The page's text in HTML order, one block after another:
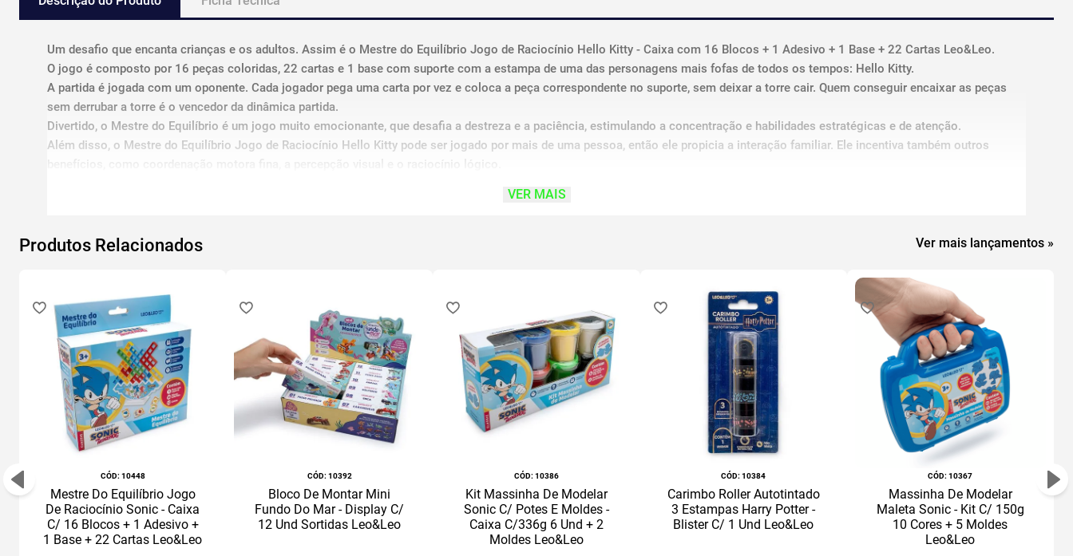
Um desafio que encanta crianças e os adultos. Assim é o Mestre do Equilíbrio Jogo de Raciocínio Hello Kitty - Caixa com 16 Blocos + 1 Adesivo + 1 Base + 22 Cartas Leo&Leo.
O jogo é composto por 16 peças coloridas, 22 cartas e 1 base com suporte com a estampa de uma das personagens mais fofas de todos os tempos: Hello Kitty.
A partida é jogada com um oponente. Cada jogador pega uma carta por vez e coloca a peça correspondente no suporte, sem deixar a torre cair. Quem conseguir encaixar as peças
sem derrubar a torre é o vencedor da dinâmica partida.
Divertido, o Mestre do Equilíbrio é um jogo muito emocionante, que desafia a destreza e a paciência, estimulando a concentração e habilidades estratégicas e de atenção.
Além disso, o Mestre do Equilíbrio Jogo de Raciocínio Hello Kitty pode ser jogado por mais de uma pessoa, então ele propicia a interação familiar. Ele incentiva também outros
benefícios, como coordenação motora fina, a percepção visual e o raciocínio lógico.
Não recomendável para crianças menores de 3 (três) anos por conter parte(s) pequena(s) que pode(m) ser engolida(s) ou aspirada(s).
FICHA TÉCNICA:
22 Cartas
Composição do Produto: Resinas termoplásticas PP e PS
Possui Certificado INMETRO
VER MAIS
Produtos Relacionados Ver mais lançamentos »
:10448
Mestre Do Equilíbrio Jogo
De Raciocínio Sonic - Caixa
C/ 16 Blocos + 1 Adesivo +
1 Base + 22 Cartas Leo&Leo
:10392
Bloco De Montar Mini
Fundo Do Mar - Display C/
12 Und Sortidas Leo&Leo
:10386
Kit Massinha De Modelar
Sonic C/ Potes E Moldes -
Caixa C/336g 6 Und + 2
Moldes Leo&Leo
:10384
Carimbo Roller Autotintado
3 Estampas Harry Potter -
Blister C/ 1 Und Leo&Leo
:10367
Massinha De Modelar
Maleta Sonic - Kit C/ 150g
10 Cores + 5 Moldes
Leo&Leo